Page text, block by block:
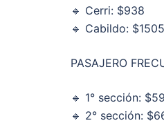
🔹 Cerri: $938
🔹 Cabildo: $1505
PASAJERO
🔹 1° sección:
🔹 2° sección: